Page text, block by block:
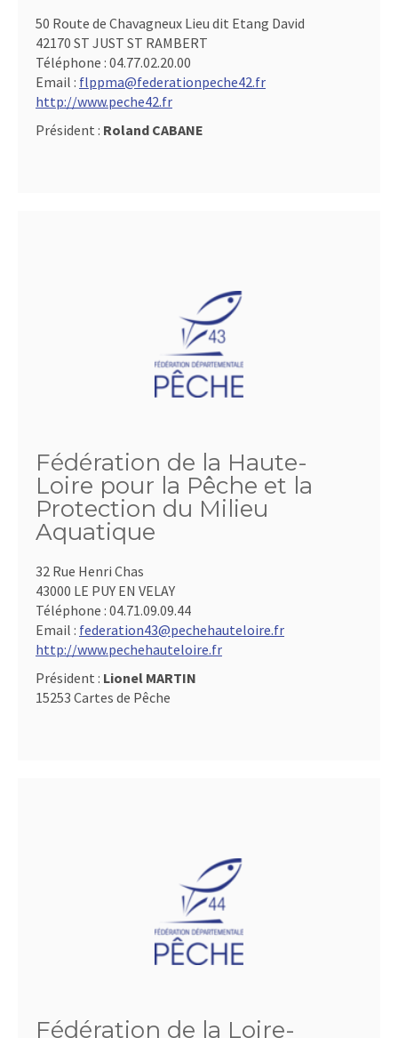
50 Route de Chavagneux Lieu dit Etang David
42170 ST JUST ST RAMBERT
Téléphone : 04.77.02.20.00
Email : flppma@federationpeche42.fr
http://www.peche42.fr
Président : Roland CABANE
Fédération de la Haute-
Loire pour la Pêche et la
Protection du Milieu
Aquatique
32 Rue Henri Chas
43000 LE PUY EN VELAY
Téléphone : 04.71.09.09.44
Email : federation43@pechehauteloire.fr
http://www.pechehauteloire.fr
Président : Lionel MARTIN
15253 Cartes de Pêche
Fédération de la Loire-